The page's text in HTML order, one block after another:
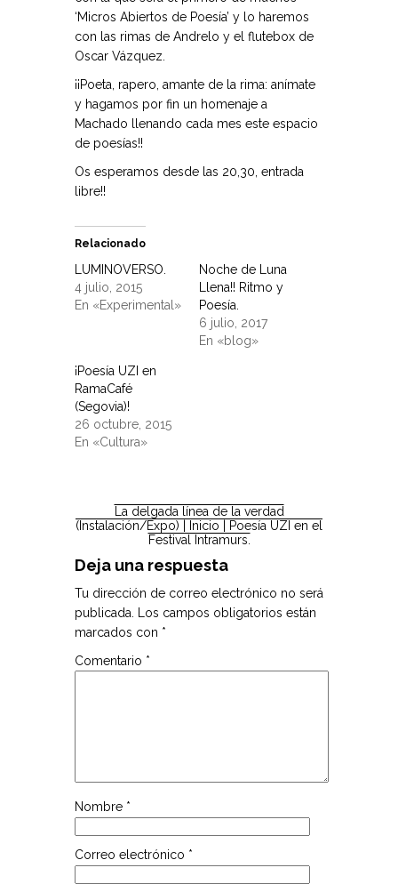
‘Micros Abiertos de Poesía’ y lo haremos
con las rimas de Andrelo y el flutebox de
Oscar Vázquez.
¡¡Poeta, rapero, amante de la rima: anímate
y hagamos por fin un homenaje a
Machado llenando cada mes este espacio
de poesías!!
Os esperamos desde las 20,30, entrada
libre!!
Relacionado
LUMINOVERSO.
4 julio, 2015
En «Experimental»
Noche de Luna
Llena!! Ritmo y
Poesía.
6 julio, 2017
En «blog»
¡Poesía UZI en
RamaCafé
(Segovia)!
26 octubre, 2015
En «Cultura»
La delgada línea de la verdad
(Instalación/Expo) | Inicio |
Poesía UZI en el
Festival Intramurs.
Deja una respuesta
Tu dirección de correo electrónico no será
publicada.
Los campos obligatorios están
marcados con *
Comentario *
Nombre *
Correo electrónico *